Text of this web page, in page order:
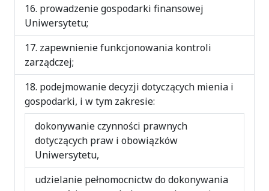
prowadzenie gospodarki finansowej
Uniwersytetu;
zapewnienie funkcjonowania kontroli
zarządczej;
podejmowanie decyzji dotyczących mienia i
gospodarki, i w tym zakresie:
dokonywanie czynności prawnych
dotyczących praw i obowiązków
Uniwersytetu,
udzielanie pełnomocnictw do dokonywania